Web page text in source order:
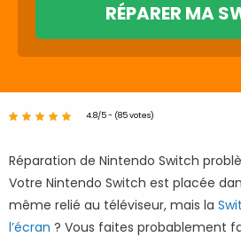
RÉPARER MA
4.8/5 - (85 votes)
Réparation de Nintendo Switch
Votre Nintendo Switch est placée
même relié au téléviseur, mais la
l’écran ? Vous faites probablement